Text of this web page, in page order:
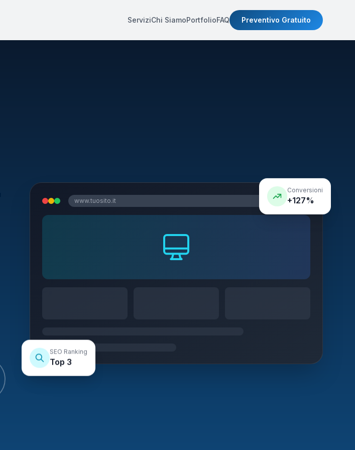
ServiziChi SiamoPortfolioFAQ Preventivo Gratuito
www.tuosito.it
Conversioni
+127%
SEO Ranking
Top 3